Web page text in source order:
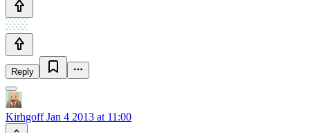
Reply
KirhgoffJan 4 2013 at 11:00